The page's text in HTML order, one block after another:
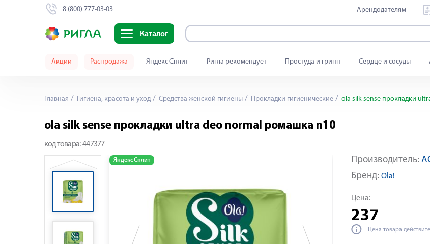
8 (800) 777-03-03 Арендодателям
Каталог
Акции Распродажа Яндекс Сплит Ригла рекомендует Простуда и грипп Сердце и сосуды
Главная Гигиена, красота и уход Средства женской гигиены Прокладки гигиенические ola silk sense прокладки
ola silk sense прокладки ultra deo normal ромашка n10
код товара: 447377
Яндекс Сплит Яндекс Сплит
Производитель:
Бренд: Ola!
Цена:
237
Цена товара